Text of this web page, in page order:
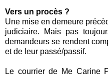
Vers un procès ?
Une mise en demeure
judiciaire. Mais pas
demandeurs se rendent
et de leur passé/passif.
Le courrier de Me Carine